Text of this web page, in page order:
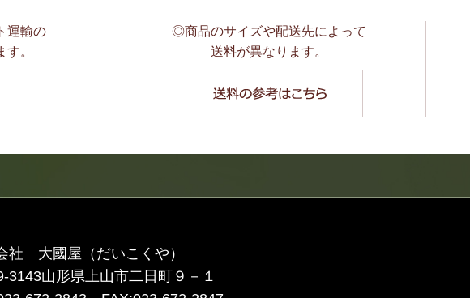
運輸の
。
◎商品のサイズや配送先によって
送料が異なります。
社 大國屋（だいこくや）
3143山形県上山市二日町９－１